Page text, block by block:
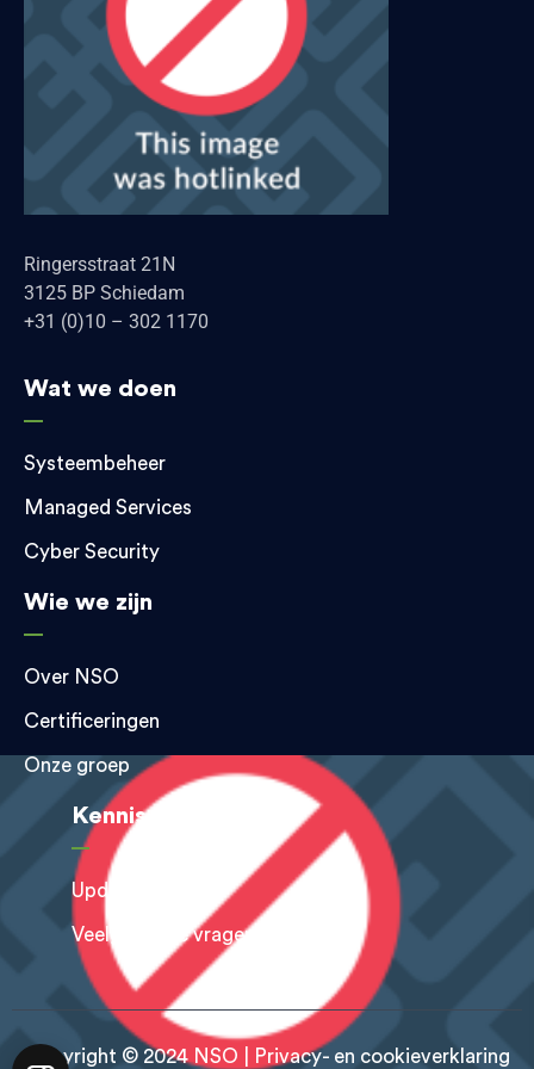
Ringersstraat 21N
3125 BP Schiedam
+31 (0)10 – 302 1170
Wat we doen
Systeembeheer
Managed Services
Cyber Security
Wie we zijn
Over NSO
Certificeringen
Onze groep
Kennis & inspiratie
Updates
Veelgestelde vragen
Copyright © 2024 NSO | Privacy- en cookieverklaring